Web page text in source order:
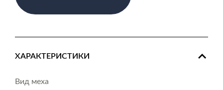
ХАРАКТЕРИСТИКИ
Вид меха